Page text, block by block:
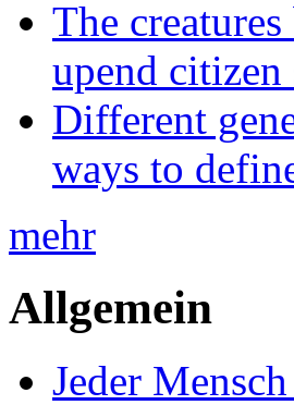
The
upend citizen
Different
ways to
mehr
Allgemein
Jeder